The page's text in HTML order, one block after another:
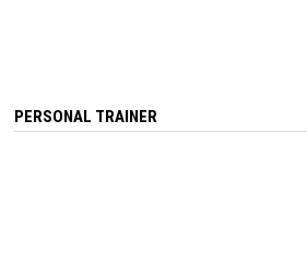
PERSONAL TRAINER